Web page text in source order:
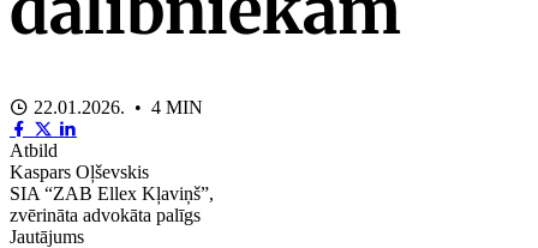
22.01.2026. • 4 MIN
Atbild
Kaspars Oļševskis
SIA “ZAB Ellex Kļaviņš”,
zvērināta advokāta palīgs
Jautājums